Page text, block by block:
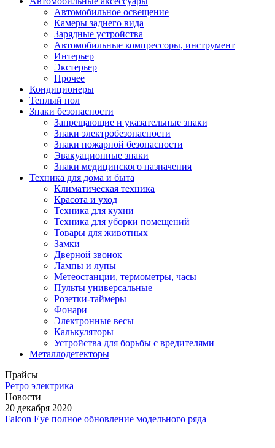
Автомобильное освещение
Камеры заднего вида
Зарядные устройства
Автомобильные компрессоры, инструмент
Интерьер
Экстерьер
Прочее
Кондиционеры
Теплый пол
Знаки безопасности
Запрещающие и указательные знаки
Знаки электробезопасности
Знаки пожарной безопасности
Эвакуационные знаки
Знаки медицинского назначения
Техника для дома и быта
Климатическая техника
Красота и уход
Техника для кухни
Техника для уборки помещений
Товары для животных
Замки
Дверной звонок
Лампы и лупы
Метеостанции, термометры, часы
Пульты универсальные
Розетки-таймеры
Фонари
Электронные весы
Калькуляторы
Устройства для борьбы с вредителями
Металлодетекторы
Прайсы
Ретро электрика
Новости
20 декабря 2020
Falcon Eye полное обновление модельного ряда